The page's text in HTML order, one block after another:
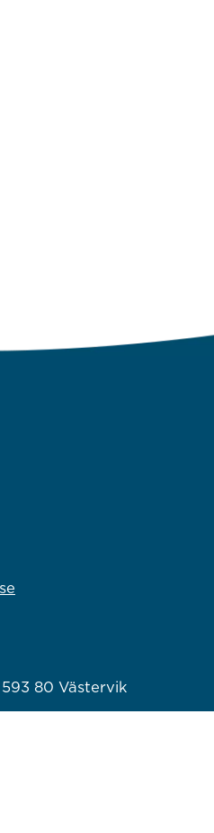
80 Västervik